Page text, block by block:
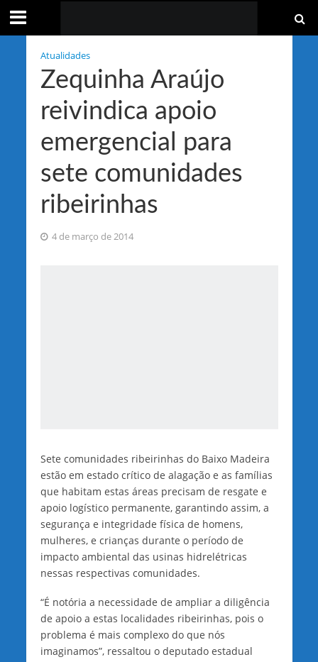
Atualidades
Zequinha Araújo
reivindica apoio
emergencial para
sete comunidades
ribeirinhas
4 de março de 2014
Sete comunidades ribeirinhas do Baixo Madeira
estão em estado crítico de alagação e as famílias
que habitam estas áreas precisam de resgate e
apoio logístico permanente, garantindo assim, a
segurança e integridade física de homens,
mulheres, e crianças durante o período de
impacto ambiental das usinas hidrelétricas
nessas respectivas comunidades.
“É notória a necessidade de ampliar a diligência
de apoio a estas localidades ribeirinhas, pois o
problema é mais complexo do que nós
imaginamos”, ressaltou o deputado estadual